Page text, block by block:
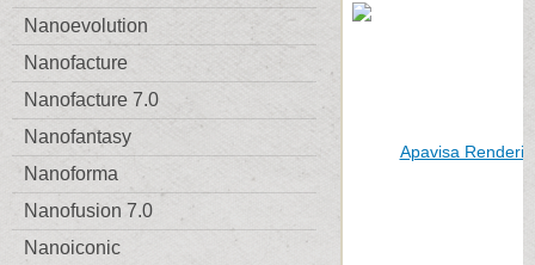
Nanoevolution
Nanofacture
Nanofacture 7.0
Nanofantasy
Nanoforma
Nanofusion 7.0
Nanoiconic